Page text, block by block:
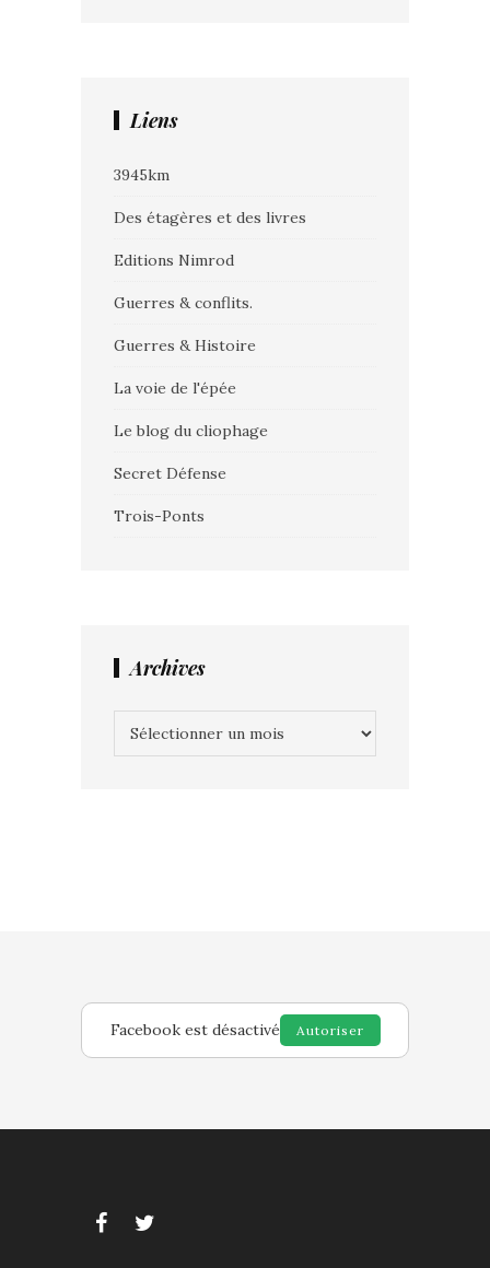
Liens
3945km
Des étagères et des livres
Editions Nimrod
Guerres & conflits.
Guerres & Histoire
La voie de l'épée
Le blog du cliophage
Secret Défense
Trois-Ponts
Archives
Facebook est désactivé Autoriser